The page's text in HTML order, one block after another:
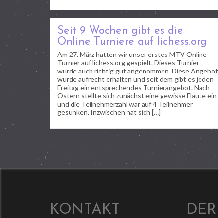
Seit 9 Wochen gibt es die
Online Turniere auf lichess.org
Am 27. März hatten wir unser erstes MTV Online
Turnier auf lichess.org gespielt. Dieses Turnier
wurde auch richtig gut angenommen. Diese Angebot
wurde aufrecht erhalten und seit dem gibt es jeden
Freitag ein entsprechendes Turnierangebot. Nach
Ostern stellte sich zunächst eine gewisse Flaute ein
und die Teilnehmerzahl war auf 4 Teilnehmer
gesunken. Inzwischen hat sich […]
KONTAKT